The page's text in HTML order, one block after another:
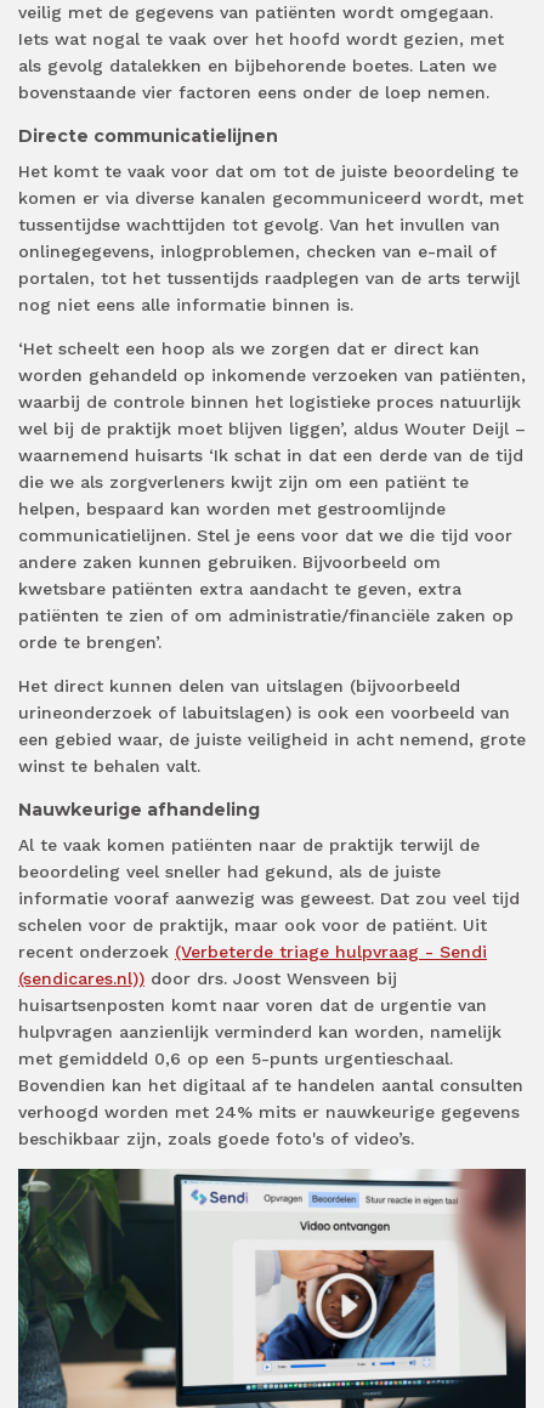
veilig met de gegevens van patiënten wordt omgegaan.
Iets wat nogal te vaak over het hoofd wordt gezien, met
als gevolg datalekken en bijbehorende boetes. Laten we
bovenstaande vier factoren eens onder de loep nemen.
Directe communicatielijnen
Het komt te vaak voor dat om tot de juiste beoordeling te
komen er via diverse kanalen gecommuniceerd wordt, met
tussentijdse wachttijden tot gevolg. Van het invullen van
onlinegegevens, inlogproblemen, checken van e-mail of
portalen, tot het tussentijds raadplegen van de arts terwijl
nog niet eens alle informatie binnen is.
‘Het scheelt een hoop als we zorgen dat er direct kan
worden gehandeld op inkomende verzoeken van patiënten,
waarbij de controle binnen het logistieke proces natuurlijk
wel bij de praktijk moet blijven liggen’, aldus Wouter Deijl –
waarnemend huisarts ‘Ik schat in dat een derde van de tijd
die we als zorgverleners kwijt zijn om een patiënt te
helpen, bespaard kan worden met gestroomlijnde
communicatielijnen. Stel je eens voor dat we die tijd voor
andere zaken kunnen gebruiken. Bijvoorbeeld om
kwetsbare patiënten extra aandacht te geven, extra
patiënten te zien of om administratie/financiële zaken op
orde te brengen’.
Het direct kunnen delen van uitslagen (bijvoorbeeld
urineonderzoek of labuitslagen) is ook een voorbeeld van
een gebied waar, de juiste veiligheid in acht nemend, grote
winst te behalen valt.
Nauwkeurige afhandeling
Al te vaak komen patiënten naar de praktijk terwijl de
beoordeling veel sneller had gekund, als de juiste
informatie vooraf aanwezig was geweest. Dat zou veel tijd
schelen voor de praktijk, maar ook voor de patiënt. Uit
recent onderzoek (Verbeterde triage hulpvraag - Sendi
(sendicares.nl)) door drs. Joost Wensveen bij
huisartsenposten komt naar voren dat de urgentie van
hulpvragen aanzienlijk verminderd kan worden, namelijk
met gemiddeld 0,6 op een 5-punts urgentieschaal.
Bovendien kan het digitaal af te handelen aantal consulten
verhoogd worden met 24% mits er nauwkeurige gegevens
beschikbaar zijn, zoals goede foto's of video’s.